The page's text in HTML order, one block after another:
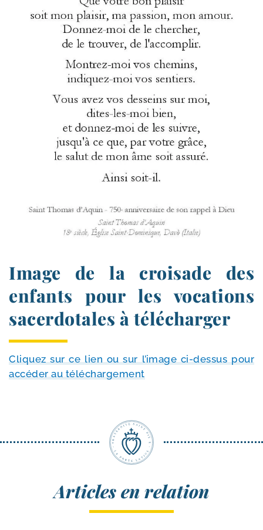
Image de la croisade des
enfants pour les vocations
sacerdotales à télécharger
Cliquez sur ce lien ou sur l’i­mage ci-​dessus pour
accé­der au téléchargement
Articles en relation